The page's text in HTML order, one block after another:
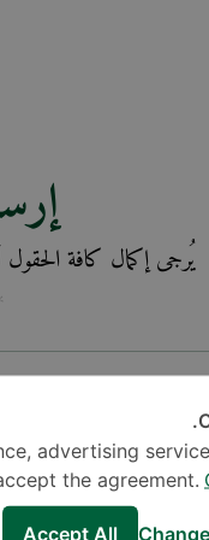
يُرجى إكمال كافة الحقول
advertising
the agreement.
Accept All